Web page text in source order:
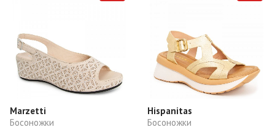
Marzetti
Босоножки
Hispanitas
Босоножки